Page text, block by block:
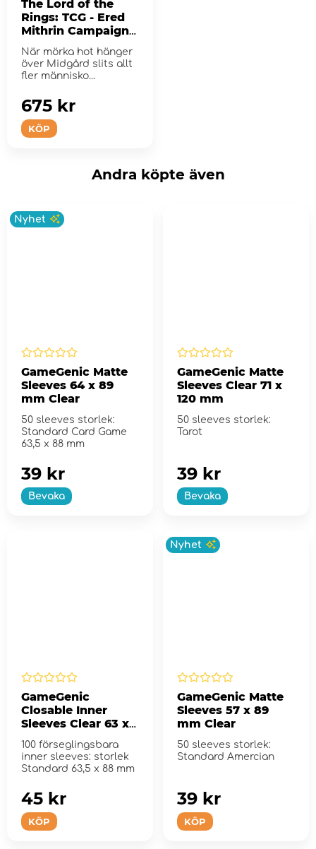
The Lord of the
Rings: TCG - Ered
Mithrin Campaign
Expansion
När mörka hot hänger
över Midgård slits allt
fler människo...
KÖP
675 kr
Andra köpte även
Nyhet
GameGenic Matte
Sleeves 64 x 89
mm Clear
50 sleeves storlek:
Standard Card Game
63,5 x 88 mm
Bevaka
39 kr
GameGenic Matte
Sleeves Clear 71 x
120 mm
50 sleeves storlek:
Tarot
Bevaka
39 kr
GameGenic
Closable Inner
Sleeves Clear 63 x
88 mm
100 förseglingsbara
inner sleeves: storlek
Standard 63,5 x 88 mm
KÖP
45 kr
Nyhet
GameGenic Matte
Sleeves 57 x 89
mm Clear
50 sleeves storlek:
Standard Amercian
KÖP
39 kr